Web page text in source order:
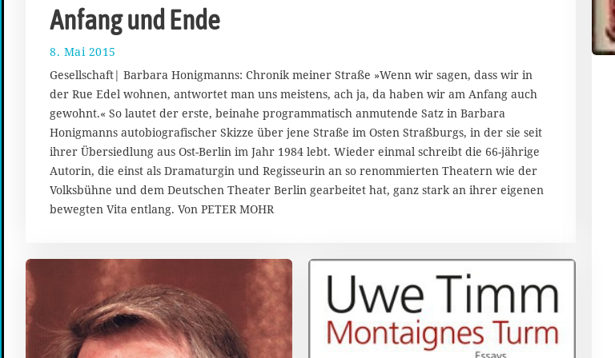
Anfang und Ende
8. Mai 2015
3
.
J
u
n
i
0
1
5
Gesellschaft| Barbara Honigmanns: Chronik meiner Straße »Wenn wir sagen, dass wir in
der Rue Edel wohnen, antwortet man uns meistens, ach ja, da haben wir am Anfang auch
gewohnt.« So lautet der erste, beinahe programmatisch anmutende Satz in Barbara
Honigmanns autobiografischer Skizze über jene Straße im Osten Straßburgs, in der sie seit
ihrer Übersiedlung aus Ost-Berlin im Jahr 1984 lebt. Wieder einmal schreibt die 66-jährige
Autorin, die einst als Dramaturgin und Regisseurin an so renommierten Theatern wie der
Volksbühne und dem Deutschen Theater Berlin gearbeitet hat, ganz stark an ihrer eigenen
bewegten Vita entlang. Von PETER MOHR